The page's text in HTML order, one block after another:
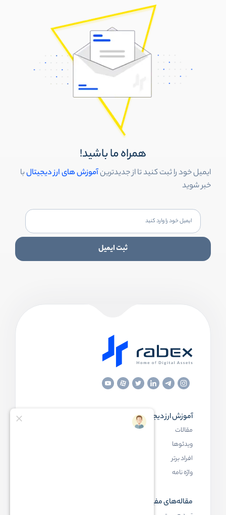
همراه ما باشید!
ایمیل خود را ثبت کنید تا از جدیدترینآموزش های ارز دیجیتالبا
خبر شوید
ثبت ایمیل
آموزش ارز دیجیتال
مقالات
ویدئوها
افراد برتر
واژه نامه
مقاله‌های مفید